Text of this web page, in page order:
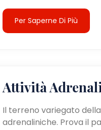
Per Saperne Di Più
Attività
Il terreno variegato
adrenaliniche. Prova il